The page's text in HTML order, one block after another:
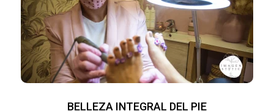
BELLEZA INTEGRAL DEL PIE